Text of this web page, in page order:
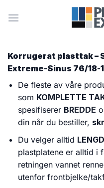
Korrugerat plasttak –
Extreme-Sinus 76/18-
De fleste av våre
som KOMPLETTE
spesifiserer BREDDE
din når du bestiller,
Du velger alltid
plastplatene er alltid i
retningen vannet
utenfor frontbjelke/